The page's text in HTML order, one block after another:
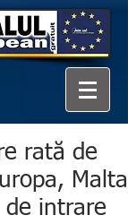
rată de
Malta
intrare